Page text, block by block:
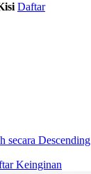
Daftar
secara Descending
Keinginan